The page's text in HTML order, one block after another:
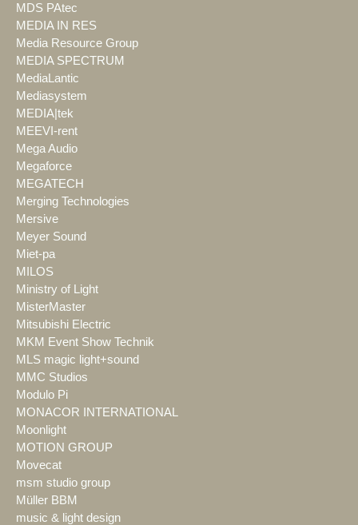
MDS PAtec
MEDIA IN RES
Media Resource Group
MEDIA SPECTRUM
MediaLantic
Mediasystem
MEDIA|tek
MEEVI-rent
Mega Audio
Megaforce
MEGATECH
Merging Technologies
Mersive
Meyer Sound
Miet-pa
MILOS
Ministry of Light
MisterMaster
Mitsubishi Electric
MKM Event Show Technik
MLS magic light+sound
MMC Studios
Modulo Pi
MONACOR INTERNATIONAL
Moonlight
MOTION GROUP
Movecat
msm studio group
Müller BBM
music & light design